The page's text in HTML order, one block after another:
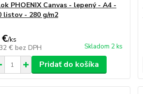
PHOENIX Canvas - lepený - A4 -
listov - 280 g/m2
€/ks
€ bez DPH Skladom 2 ks
Pridať do košíka